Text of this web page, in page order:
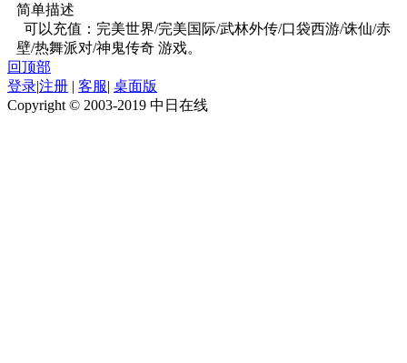
简单描述
壁/热舞派对/神鬼传奇 游戏。
回顶部
登录|注册 | 客服| 桌面版
Copyright © 2003-2019 中日在线